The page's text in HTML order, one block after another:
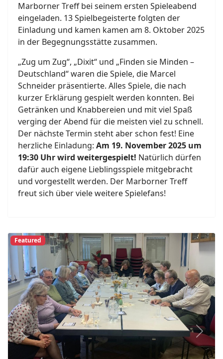
Marborner Treff bei seinem ersten Spieleabend
eingeladen. 13 Spielbegeisterte folgten der
Einladung und kamen kamen am 8. Oktober 2025
in der Begegnungsstätte zusammen.
„Zug um Zug“, „Dixit“ und „Finden sie Minden –
Deutschland“ waren die Spiele, die Marcel
Schneider präsentierte. Alles Spiele, die nach
kurzer Erklärung gespielt werden konnten. Bei
Getränken und Knabbereien und mit viel Spaß
verging der Abend für die meisten viel zu schnell.
Der nächste Termin steht aber schon fest! Eine
herzliche Einladung: Am 19. November 2025 um
19:30 Uhr wird weitergespielt! Natürlich dürfen
dafür auch eigene Lieblingsspiele mitgebracht
und vorgestellt werden. Der Marborner Treff
freut sich über viele weitere Spielefans!
Previous Next
Featured